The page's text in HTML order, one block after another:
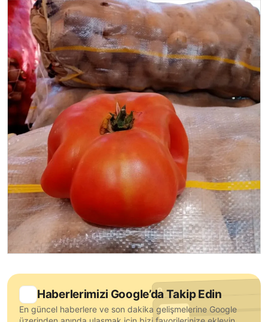
Haberlerimizi Google’da Takip Edin
En güncel haberlere ve son dakika gelişmelerine Google